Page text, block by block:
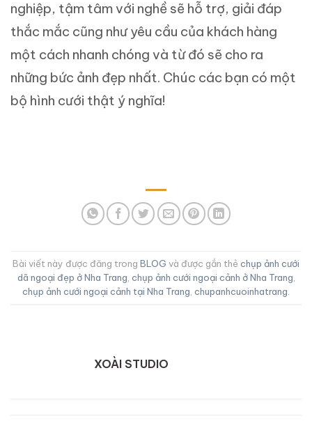
nghiệp, tậm tâm với nghề sẽ hỗ trợ, giải đáp
thắc mắc cũng như yêu cầu của khách hàng
một cách nhanh chóng và từ đó sẽ cho ra
những bức ảnh đẹp nhất. Chúc các bạn có một
bộ hình cưới thật ý nghĩa!
Bài viết này được đăng trong BLOG và được gắn thẻ chụp ảnh cưới
dã ngoại đẹp ở Nha Trang chụp ảnh cưới ngoại cảnh ở Nha Trang
chụp ảnh cưới ngoại cảnh tại Nha Trang chupanhcuoinhatrang
XOÀI STUDIO